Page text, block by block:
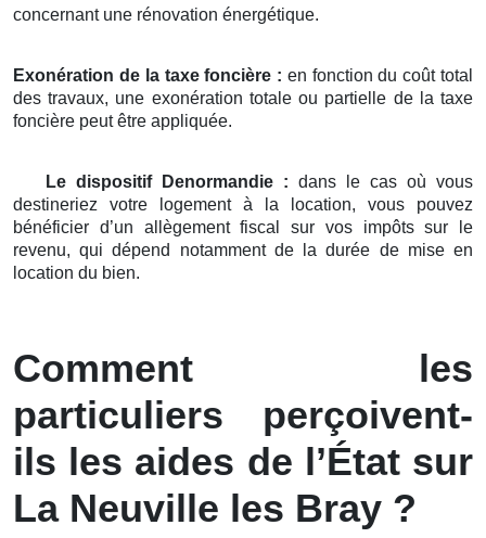
concernant une rénovation énergétique.
Exonération de la taxe foncière : en fonction du coût total
des travaux, une exonération totale ou partielle de la taxe
foncière peut être appliquée.
Le dispositif Denormandie : dans le cas où vous
destineriez votre logement à la location, vous pouvez
bénéficier d’un allègement fiscal sur vos impôts sur le
revenu, qui dépend notamment de la durée de mise en
location du bien.
Comment les
particuliers perçoivent-
ils les aides de l’État sur
La Neuville les Bray ?